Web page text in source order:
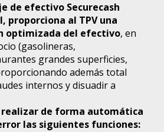
de efectivo Securecash
proporciona al TPV una
optimizada del efectivo, en
(gasolineras,
grandes superficies,
además total
internos y disuadir a
realizar de forma automática
las siguientes funciones: